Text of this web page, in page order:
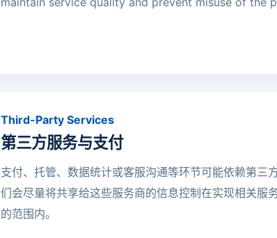
Third-Party Services
第三方服务与支付
支付、托管、数据统计或客服沟通等环节可能依赖第三
们会尽量将共享给这些服务商的信息控制在实现相关服
的范围内。